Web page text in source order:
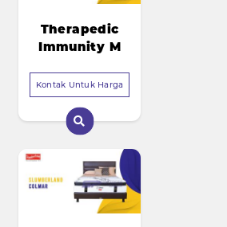
Therapedic
Immunity M
Kontak Untuk Harga